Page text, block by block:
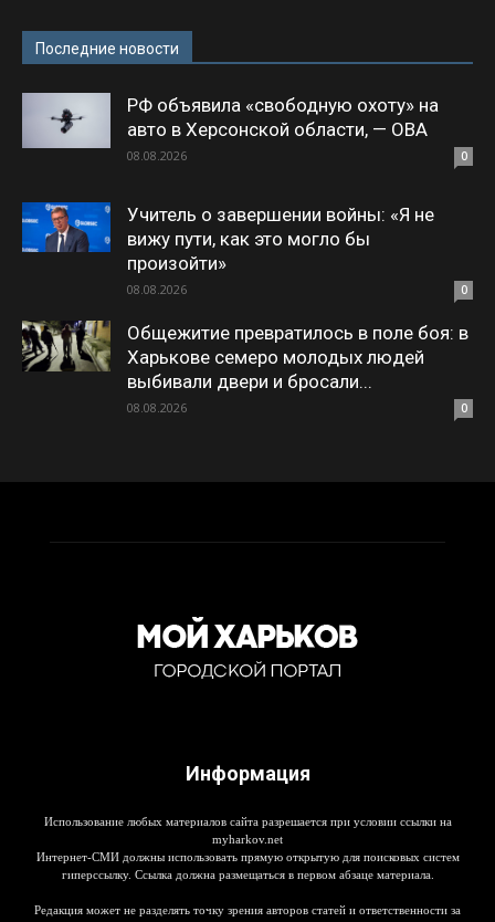
Последние новости
РФ объявила «свободную охоту» на
авто в Херсонской области, — ОВА
08.08.2026 0
Учитель о завершении войны: «Я не
вижу пути, как это могло бы
произойти»
08.08.2026 0
Общежитие превратилось в поле боя: в
Харькове семеро молодых людей
выбивали двери и бросали...
08.08.2026 0
Информация
Использование любых материалов сайта разрешается при условии ссылки на
myharkov.net
Интернет-СМИ должны использовать прямую открытую для поисковых систем
гиперссылку. Ссылка должна размещаться в первом абзаце материала.
Редакция может не разделять точку зрения авторов статей и ответственности за